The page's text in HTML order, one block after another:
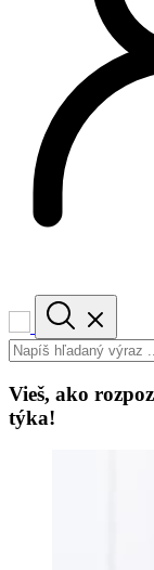
Vieš, ako
týka!